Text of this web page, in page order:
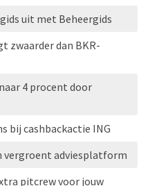
uit met Beheergids
zwaarder dan BKR-
4 procent door
bij cashbackactie ING
vergroent adviesplatform
pitcrew voor jouw